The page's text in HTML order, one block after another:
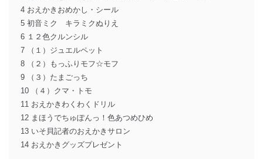
4 おえかきおめかし・シール
5 初音ミク キラミクぬりえ
6 １２色クルンシル
7 （１）ジュエルペット
8 （２）もっふりモフ☆モフ
9 （３）たまごっち
10 （４）クマ・トモ
11 おえかきわくわくドリル
12 まほうでちゅぽんっ！色あつめひめ
13 いそ貝記者のおえかきサロン
14 おえかきグッズプレゼント